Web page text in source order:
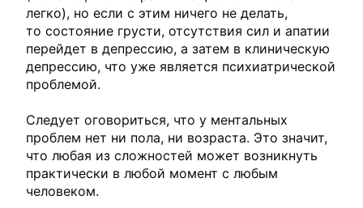
легко), но если с этим ничего не делать,
то состояние грусти, отсутствия сил и апатии
перейдет в депрессию, а затем в клиническую
депрессию, что уже является психиатрической
проблемой.
Следует оговориться, что у ментальных
проблем нет ни пола, ни возраста. Это значит,
что любая из сложностей может возникнуть
практически в любой момент с любым
человеком.